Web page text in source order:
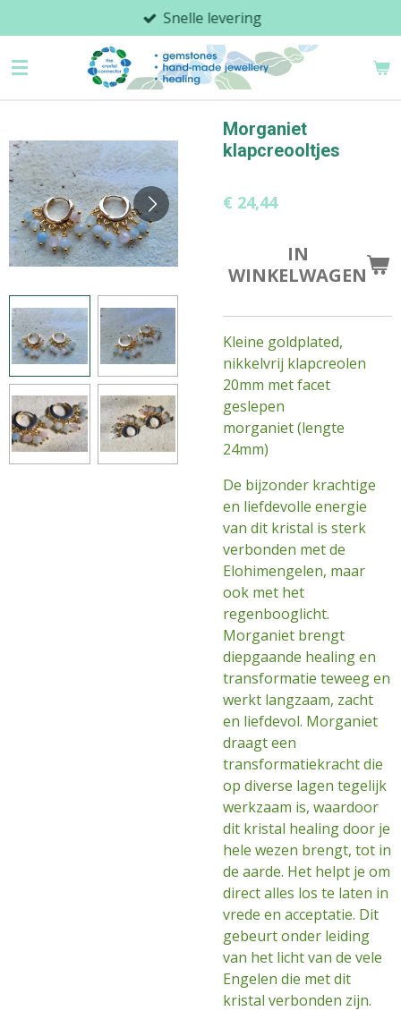
direct
naar
Snelle levering
Morganiet
klapcreooltjes
€ 24,44
IN
WINKELWAGEN
Kleine goldplated,
nikkelvrij klapcreolen
20mm met facet
geslepen
morganiet(lengte
24mm)
De bijzonder krachtige
en liefdevolle energie
van dit kristal is sterk
verbonden met de
Elohimengelen, maar
ook met het
regenbooglicht.
Morganiet brengt
diepgaande healing en
transformatie teweeg en
werkt langzaam, zacht
en liefdevol. Morganiet
draagt een
transformatiekracht die
op diverse lagen tegelijk
werkzaam is, waardoor
dit kristal healing door je
hele wezen brengt, tot in
de aarde. Het helpt je om
direct alles los te laten in
vrede en acceptatie. Dit
gebeurt onder leiding
van het licht van de vele
Engelen die met dit
kristal verbonden zijn.